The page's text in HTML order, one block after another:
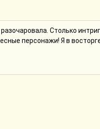
Столько
персонажи! Я в